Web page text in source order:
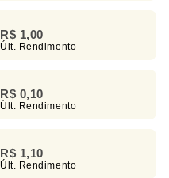
R$ 1,00
Últ. Rendimento
R$ 0,10
Últ. Rendimento
R$ 1,10
Últ. Rendimento